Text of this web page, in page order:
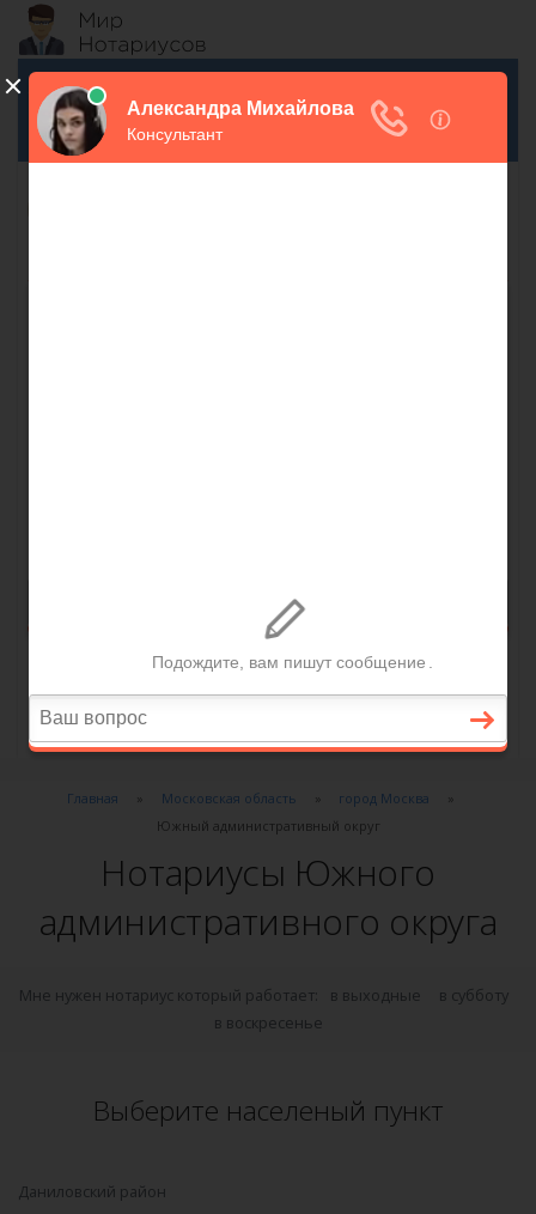
Главная Московская область
город Москва
Южный административный округ
Нотариусы Южного
административного округа
Мне нужен нотариус который работает: в выходные
в субботу
в воскресенье
Выберите населеный пункт
Даниловский район